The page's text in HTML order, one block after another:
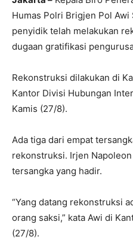
Humas Polri Brigjen Pol
penyidik telah melakukan
dugaan gratifikasi
Rekonstruksi dilakukan di
Kantor Divisi Hubungan
Kamis (27/8).
Ada tiga dari empat
rekonstruksi. Irjen
tersangka yang hadir.
“Yang datang rekonstruksi
orang saksi,” kata Awi di
(27/8).